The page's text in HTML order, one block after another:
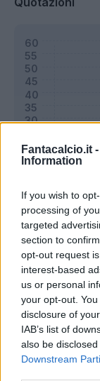
Fantacalcio.it -
Information
If you wish to
processing of
targeted
section to
opt-out request
interest-based
us or personal
your opt-out.
disclosure of
IAB’s list of
also be
Downstream
Riepilogo